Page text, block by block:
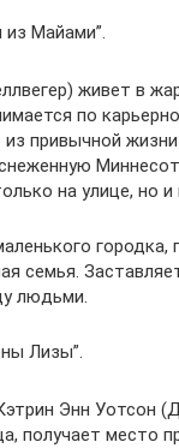
из Майами”.
живет в
по
привычной
на улице, но
городка,
семья.
людьми.
Лизы”.
Энн Уотсон
получает место